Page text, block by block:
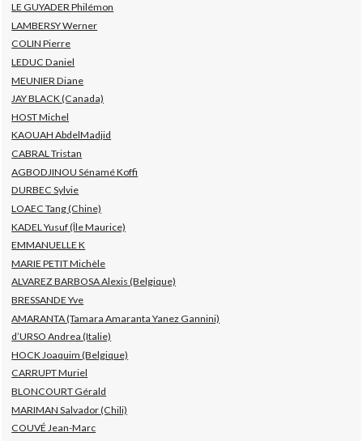
LE GUYADER Philémon
LAMBERSY Werner
COLIN Pierre
LEDUC Daniel
MEUNIER Diane
JAY BLACK (Canada)
HOST Michel
KAOUAH AbdelMadjid
CABRAL Tristan
AGBODJINOU Sénamé Koffi
DURBEC Sylvie
LOAEC Tang (Chine)
KADEL Yusuf (Île Maurice)
EMMANUELLE K
MARIE PETIT Michèle
ALVAREZ BARBOSA Alexis (Belgique)
BRESSANDE Yve
AMARANTA (Tamara Amaranta Yanez Gannini)
d’URSO Andrea (Italie)
HOCK Joaquim (Belgique)
CARRUPT Muriel
BLONCOURT Gérald
MARIMAN Salvador (Chili)
COUVÉ Jean-Marc